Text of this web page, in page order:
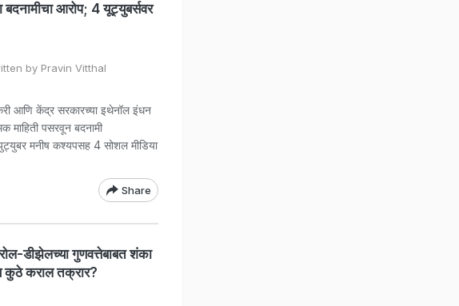
आरोप; 4 यूट्युबर्सवर
by Pravin Vitthal
आणि केंद्र सरकारच्या इथेनॉल इंधन
माहिती पसरवून बदनामी
मनीष कश्यपसह 4 सोशल मीडिया
Share
डीझेलच्या गुणवत्तेबाबत शंका
कराल तक्रार?